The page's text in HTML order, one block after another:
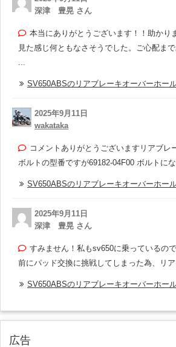
深津 豊晃 さん
本当にありがとうございます！！助かり
見た感じ何ともなさそうでした。ご心配ま
SV650ABSのリアブレーキオーバーホール
2025年9月11日
wakataka
コメントありがとうございますリアブレ
ボルトの型番ですが69182-04F00 ボルトに
SV650ABSのリアブレーキオーバーホール
2025年9月11日
深津 豊晃 さん
すみません！私もsv650に乗っているの
前にパッド交換に挑戦してしまった為、リ
SV650ABSのリアブレーキオーバーホール
広告